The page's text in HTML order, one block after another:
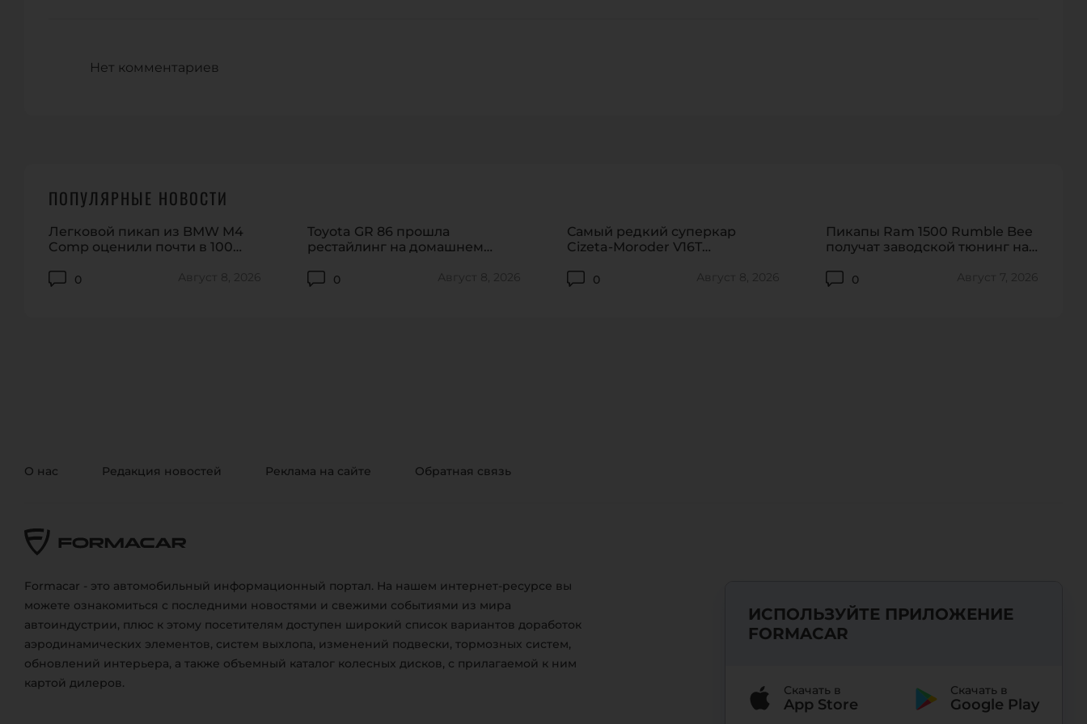
Нет комментариев
ПОПУЛЯРНЫЕ НОВОСТИ
Легковой пикап из BMW M4
Comp оценили почти в 100
0 Август 8, 2026
Toyota GR 86 прошла
рестайлинг на домашнем
0 Август 8, 2026
Самый редкий суперкар
Cizeta-Moroder V16T
0 Август 8, 2026
Пикапы Ram 1500 Rumble Bee
получат заводской тюнинг на
0 Август 7, 2026
О нас Редакция новостей Реклама на сайте Обратная связь
Formacar - это автомобильный информационный портал. На нашем интернет-ресурсе вы
можете ознакомиться с последними новостями и свежими событиями из мира
автоиндустрии, плюс к этому посетителям доступен широкий список вариантов доработок
аэродинамических элементов, систем выхлопа, изменений подвески, тормозных систем,
обновлений интерьера, а также объемный каталог колесных дисков, с прилагаемой к ним
картой дилеров.
ИСПОЛЬЗУЙТЕ ПРИЛОЖЕНИЕ
FORMACAR
Скачать в
App Store
Скачать в
Google Play